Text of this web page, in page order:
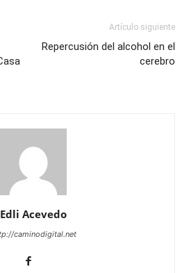
Artículo siguiente
Repercusión del alcohol en el
cerebro
Edli Acevedo
caminodigital.net